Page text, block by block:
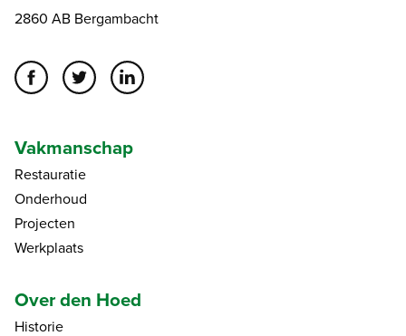
2860 AB Bergambacht
Vakmanschap
Restauratie
Onderhoud
Projecten
Werkplaats
Over den Hoed
Historie